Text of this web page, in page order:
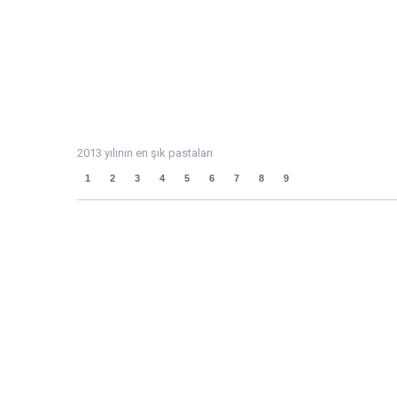
2013 yılının en şık pastaları
1 2 3 4 5 6 7 8 9